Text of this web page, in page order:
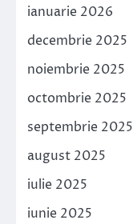
ianuarie 2026
decembrie 2025
noiembrie 2025
octombrie 2025
septembrie 2025
august 2025
iulie 2025
iunie 2025